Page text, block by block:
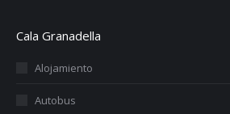
Cala Granadella
Alojamiento
Autobus